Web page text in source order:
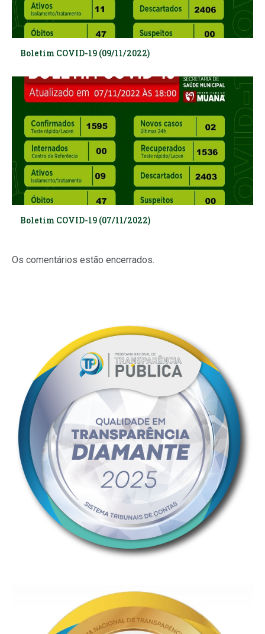
Boletim COVID-19 (09/11/2022)
Boletim COVID-19 (07/11/2022)
Os comentários estão encerrados.